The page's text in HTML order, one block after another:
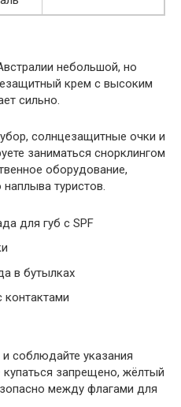
небольшой, но
крем с высоким
сильно.
солнцезащитные очки и
заниматься снорклингом
оборудование,
туристов.
для губ с SPF
в бутылках
контактами
соблюдайте указания
запрещено, жёлтый
между флагами для